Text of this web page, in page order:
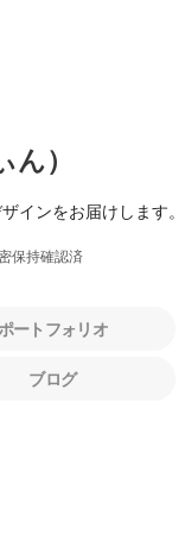
）
インをお届けします。
保持確認済
ポートフォリオ
ブログ